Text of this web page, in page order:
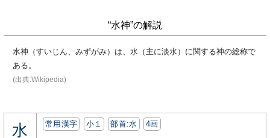
“水神”の解説
水神（すいじん、みずがみ）は、水（主に淡水）に関する神の総称で
ある。
(出典:Wikipedia)
水 常用漢字 小１ 部首:⽔ 4画